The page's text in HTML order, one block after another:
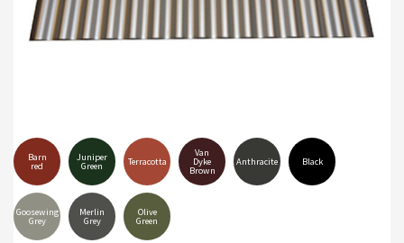
Barn
red
Juniper
Green Terracotta
Van
Dyke
Brown
Anthracite Black
Goosewing
Grey
Merlin
Grey
Olive
Green